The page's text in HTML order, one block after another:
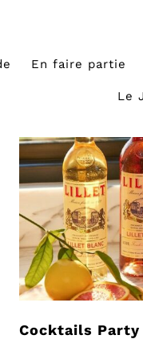
En faire partie
Le
Cocktails